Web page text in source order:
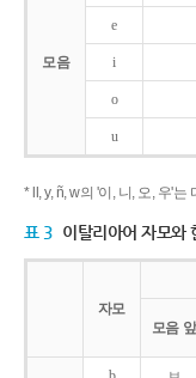
모음
e
i
o
u
* ll, y, ñ, w의 '이, 니, 오, 우'
표 3 이탈리아어 자모와
자모
모음 앞